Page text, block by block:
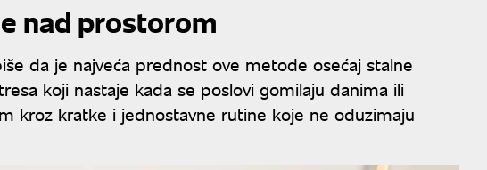
nad prostorom
da je najveća prednost ove metode osećaj stalne
koji nastaje kada se poslovi gomilaju danima ili
kroz kratke i jednostavne rutine koje ne oduzimaju